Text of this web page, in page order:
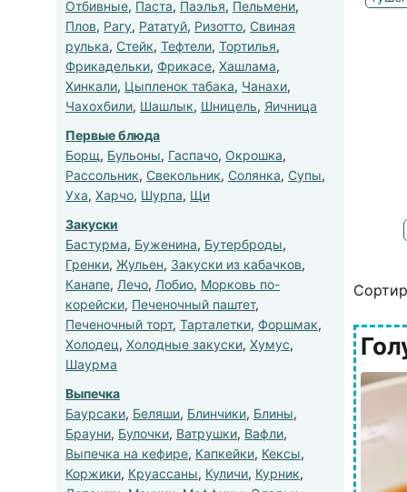
Отбивные, Паста, Паэлья, Пельмени,
Плов, Рагу, Рататуй, Ризотто, Свиная
рулька, Стейк, Тефтели, Тортилья,
Фрикадельки, Фрикасе, Хашлама,
Хинкали, Цыпленок табака, Чанахи,
Чахохбили, Шашлык, Шницель, Яичница
Первые блюда
Борщ, Бульоны, Гаспачо, Окрошка,
Рассольник, Свекольник, Солянка, Супы,
Уха, Харчо, Шурпа, Щи
Закуски
Бастурма, Буженина, Бутерброды,
Гренки, Жульен, Закуски из кабачков,
Канапе, Лечо, Лобио, Морковь по-
корейски, Печеночный паштет,
Печеночный торт, Тарталетки, Форшмак,
Холодец, Холодные закуски, Хумус,
Шаурма
Выпечка
Баурсаки, Беляши, Блинчики, Блины,
Брауни, Булочки, Ватрушки, Вафли,
Выпечка на кефире, Капкейки, Кексы,
Коржики, Круассаны, Куличи, Курник,